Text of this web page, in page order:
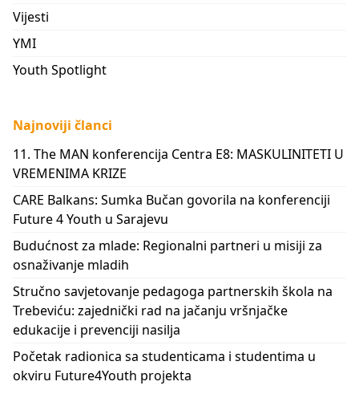
Vijesti
YMI
Youth Spotlight
Najnoviji članci
11. The MAN konferencija Centra E8: MASKULINITETI U
VREMENIMA KRIZE
CARE Balkans: Sumka Bučan govorila na konferenciji
Future 4 Youth u Sarajevu
Budućnost za mlade: Regionalni partneri u misiji za
osnaživanje mladih
Stručno savjetovanje pedagoga partnerskih škola na
Trebeviću: zajednički rad na jačanju vršnjačke
edukacije i prevenciji nasilja
Početak radionica sa studenticama i studentima u
okviru Future4Youth projekta